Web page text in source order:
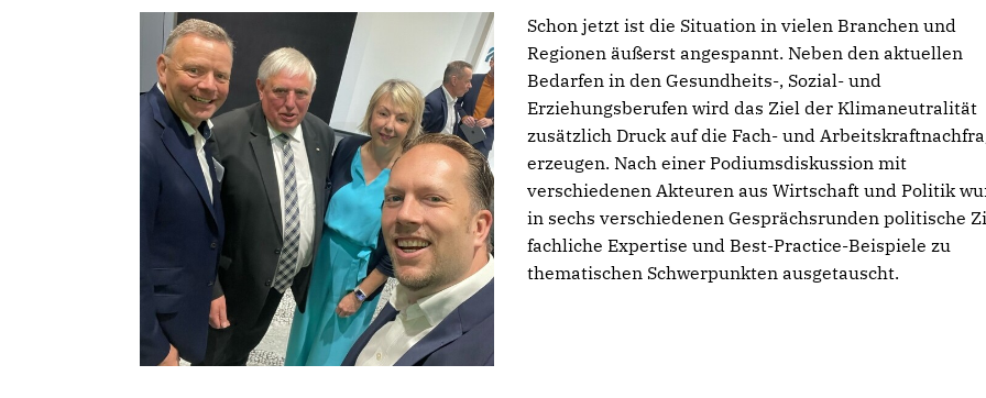
Schon jetzt ist die Situation in vielen Branchen und
Regionen äußerst angespannt. Neben den aktuellen
Bedarfen in den Gesundheits-, Sozial- und
Erziehungsberufen wird das Ziel der Klimaneutralität
zusätzlich Druck auf die Fach- und
erzeugen. Nach einer Podiumsdiskussion mit
verschiedenen Akteuren aus Wirtschaft und Politik
in sechs verschiedenen Gesprächsrunden politische
fachliche Expertise und Best-Practice-Beispiele zu
thematischen Schwerpunkten ausgetauscht.